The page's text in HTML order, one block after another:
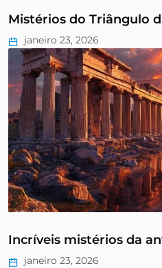
Mistérios do Triângulo
janeiro 23, 2026
Incríveis mistérios da
janeiro 23, 2026